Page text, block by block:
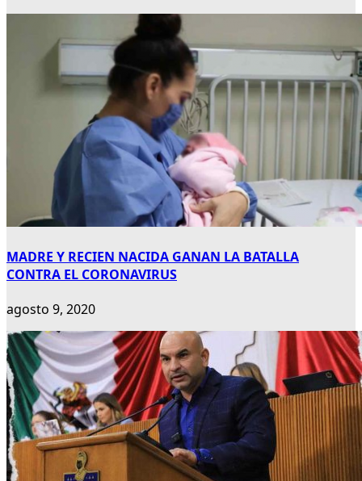
MADRE Y RECIEN NACIDA GANAN LA BATALLA
CONTRA EL CORONAVIRUS
agosto 9, 2020